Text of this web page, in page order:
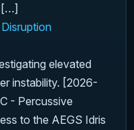
[…]
elevated
instability. [2026-
- Percussive
to the AEGS Idris